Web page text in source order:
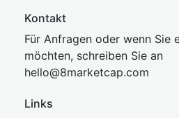
Kontakt
Für Anfragen oder wenn Sie
möchten, schreiben Sie an
hello@8marketcap.com
Links